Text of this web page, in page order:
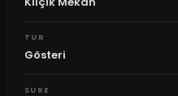
TUR
Gösteri
SURE